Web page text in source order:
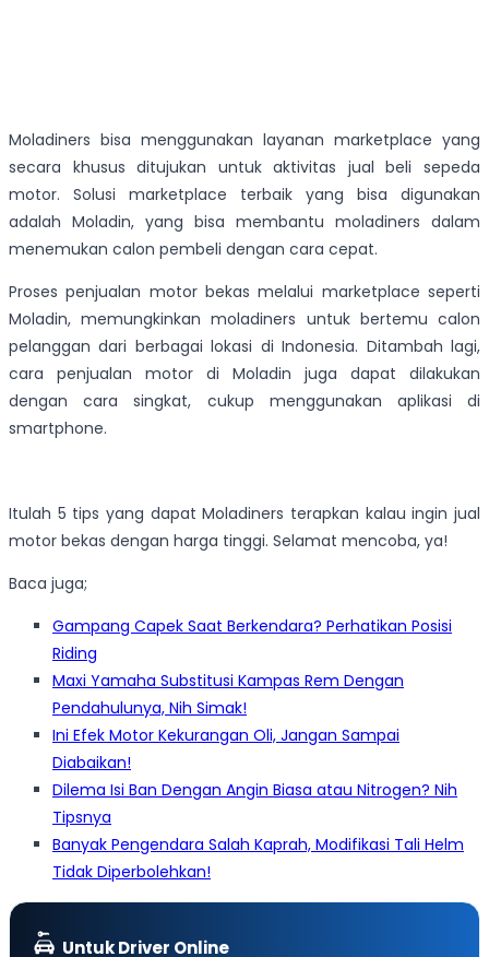
Moladiners bisa menggunakan layanan marketplace yang
secara khusus ditujukan untuk aktivitas jual beli sepeda
motor. Solusi marketplace terbaik yang bisa digunakan
adalah Moladin, yang bisa membantu moladiners dalam
menemukan calon pembeli dengan cara cepat.
Proses penjualan motor bekas melalui marketplace seperti
Moladin, memungkinkan moladiners untuk bertemu calon
pelanggan dari berbagai lokasi di Indonesia. Ditambah lagi,
cara penjualan motor di Moladin juga dapat dilakukan
dengan cara singkat, cukup menggunakan aplikasi di
smartphone.
Itulah 5 tips yang dapat Moladiners terapkan kalau ingin jual
motor bekas dengan harga tinggi. Selamat mencoba, ya!
Baca juga;
Gampang Capek Saat Berkendara? Perhatikan Posisi
Riding
Maxi Yamaha Substitusi Kampas Rem Dengan
Pendahulunya, Nih Simak!
Ini Efek Motor Kekurangan Oli, Jangan Sampai
Diabaikan!
Dilema Isi Ban Dengan Angin Biasa atau Nitrogen? Nih
Tipsnya
Banyak Pengendara Salah Kaprah, Modifikasi Tali Helm
Tidak Diperbolehkan!
Untuk Driver Online